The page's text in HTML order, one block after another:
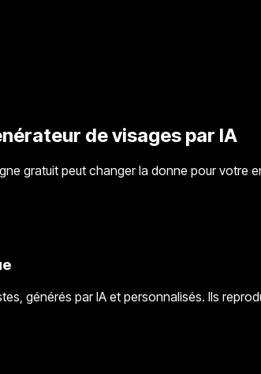
de visages par IA
gratuit peut changer la donne pour votre
générés par IA et personnalisés. Ils